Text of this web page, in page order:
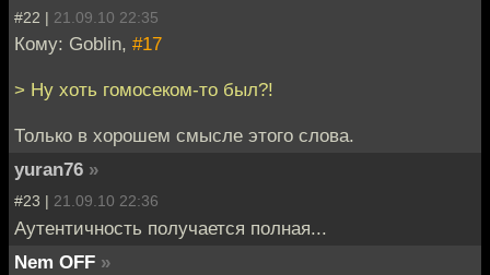
#22 | 21.09.10 22:35
Кому: Goblin, #17
> Ну хоть гомосеком-то был?!
Только в хорошем смысле этого слова.
yuran76 »
#23 | 21.09.10 22:36
Аутентичность получается полная...
Nem OFF »